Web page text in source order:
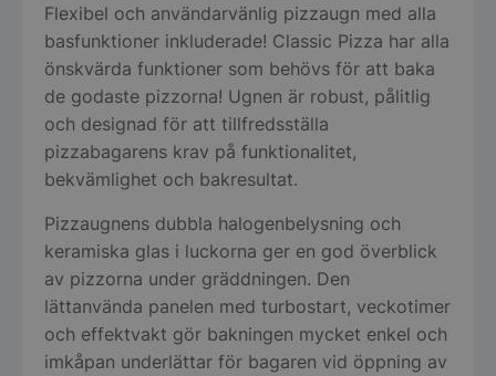
Flexibel och användarvänlig pizzaugn med alla
basfunktioner inkluderade! Classic Pizza har alla
önskvärda funktioner som behövs för att baka
de godaste pizzorna! Ugnen är robust, pålitlig
och designad för att tillfredsställa
pizzabagarens krav på funktionalitet,
bekvämlighet och bakresultat.
Pizzaugnens dubbla halogenbelysning och
keramiska glas i luckorna ger en god överblick
av pizzorna under gräddningen. Den
lättanvända panelen med turbostart, veckotimer
och effektvakt gör bakningen mycket enkel och
imkåpan underlättar för bagaren vid öppning av